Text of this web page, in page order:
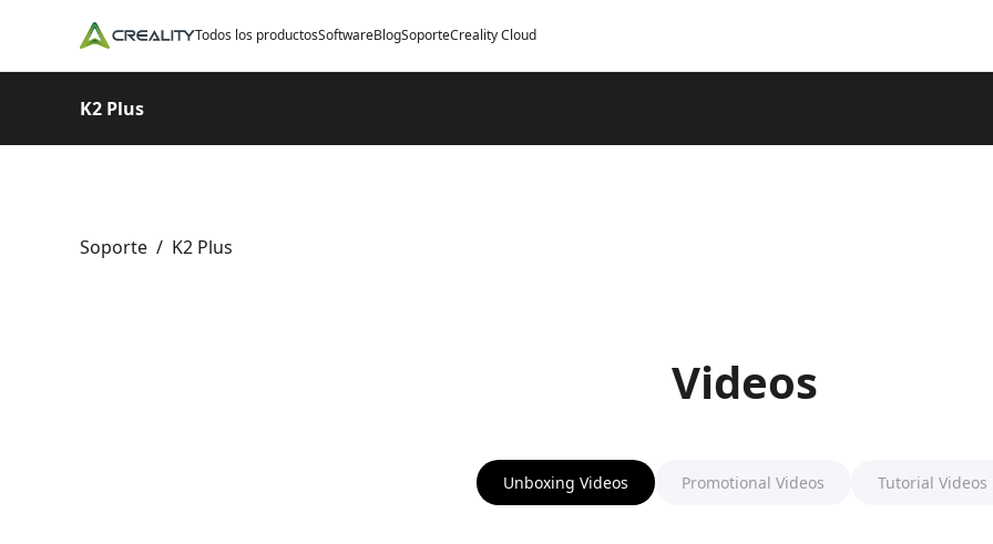
Todos los productosSoftwareBlogSoporteCreality Cloud
K2 Plus
Soporte / K2 Plus
Videos
Unboxing Videos Promotional Videos Tutorial Videos